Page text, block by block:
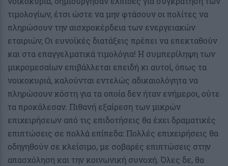
τιμολογίων, έτσι ώστε να μην φτάσουν οι πολίτες να
πληρώσουν την αισχροκέρδεια των ενεργειακών
εταιριών, Οι ευνοϊκές διατάξεις πρέπει να επεκταθούν
και στα επαγγελματικά τιμολόγια! Η συμπερίληψη των
μικρομεσαίων επιβάλλεται επειδή κι αυτοί, όπως τα
νοικοκυριά, καλούνται εντελώς αδικαιολόγητα να
πληρώσουν κόστη για τα οποία δεν ήταν ενήμεροι, ούτε
τα προκάλεσαν. Πιθανή εξαίρεση των μικρών
επιχειρήσεων από τις επιδοτήσεις θα έχει δραματικές
επιπτώσεις σε πολλά επίπεδα: Πολλές επιχειρήσεις θα
οδηγηθούν σε κλείσιμο, με σοβαρές επιπτώσεις στην
απασχόληση και την κοινωνική συνοχή. Όλες δε, θα